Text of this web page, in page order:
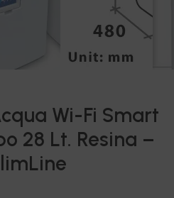
Wi-Fi Smart
28 Lt. Resina –